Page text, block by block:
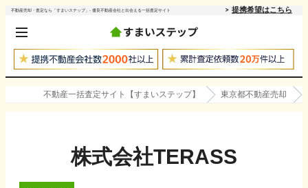
不動産売却・査定なら「すまいステップ」- 優良不動産会社と出会える一括査定サイト 提携希望はこちら
不動産一括査定サイト【すまいステップ】 東京都不動産売却
株式会社TERASS